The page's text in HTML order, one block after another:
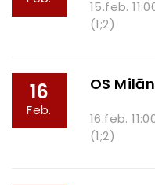
15.feb.
(1;2)
16
Feb.
OS
16.feb.
(1;2)